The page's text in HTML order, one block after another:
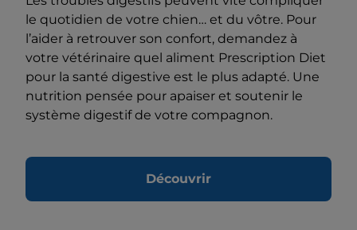
le quotidien de votre chien… et du vôtre. Pour
l’aider à retrouver son confort, demandez à
votre vétérinaire quel aliment Prescription Diet
pour la santé digestive est le plus adapté. Une
nutrition pensée pour apaiser et soutenir le
système digestif de votre compagnon.
Découvrir